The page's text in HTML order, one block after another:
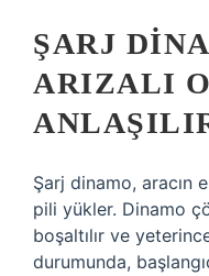
ŞARJ
ARIZALI
Şarj dinamo, aracın
pili yükler. Dinamo
boşaltılır ve
durumunda,